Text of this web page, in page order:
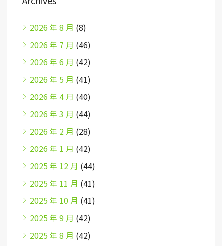
2026 年 8 月 (8)
2026 年 7 月 (46)
2026 年 6 月 (42)
2026 年 5 月 (41)
2026 年 4 月 (40)
2026 年 3 月 (44)
2026 年 2 月 (28)
2026 年 1 月 (42)
2025 年 12 月 (44)
2025 年 11 月 (41)
2025 年 10 月 (41)
2025 年 9 月 (42)
2025 年 8 月 (42)